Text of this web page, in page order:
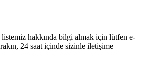
hakkında bilgi almak için lütfen e-
24 saat içinde sizinle iletişime